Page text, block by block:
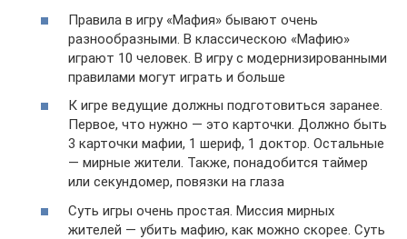
Правила в игру «Мафия» бывают очень
разнообразными. В классическою «Мафию»
играют 10 человек. В игру с модернизированными
правилами могут играть и больше
К игре ведущие должны подготовиться заранее.
Первое, что нужно — это карточки. Должно быть
3 карточки мафии, 1 шериф, 1 доктор. Остальные
— мирные жители. Также, понадобится таймер
или секундомер, повязки на глаза
Суть игры очень простая. Миссия мирных
жителей — убить мафию, как можно скорее. Суть